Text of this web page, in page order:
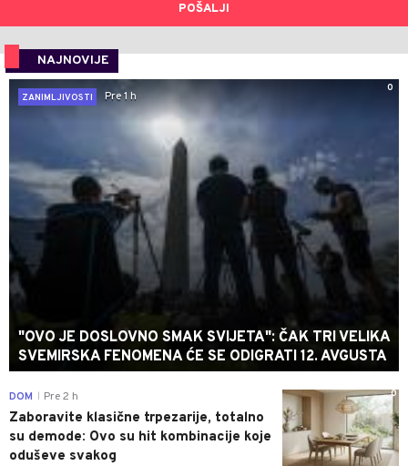
POŠALJI
NAJNOVIJE
0
ZANIMLJIVOSTI
Pre 1 h
"OVO JE DOSLOVNO SMAK SVIJETA": ČAK TRI VELIKA
SVEMIRSKA FENOMENA ĆE SE ODIGRATI 12. AVGUSTA
0
DOM Pre 2 h
Zaboravite klasične trpezarije, totalno
su demode: Ovo su hit kombinacije koje
oduševe svakog